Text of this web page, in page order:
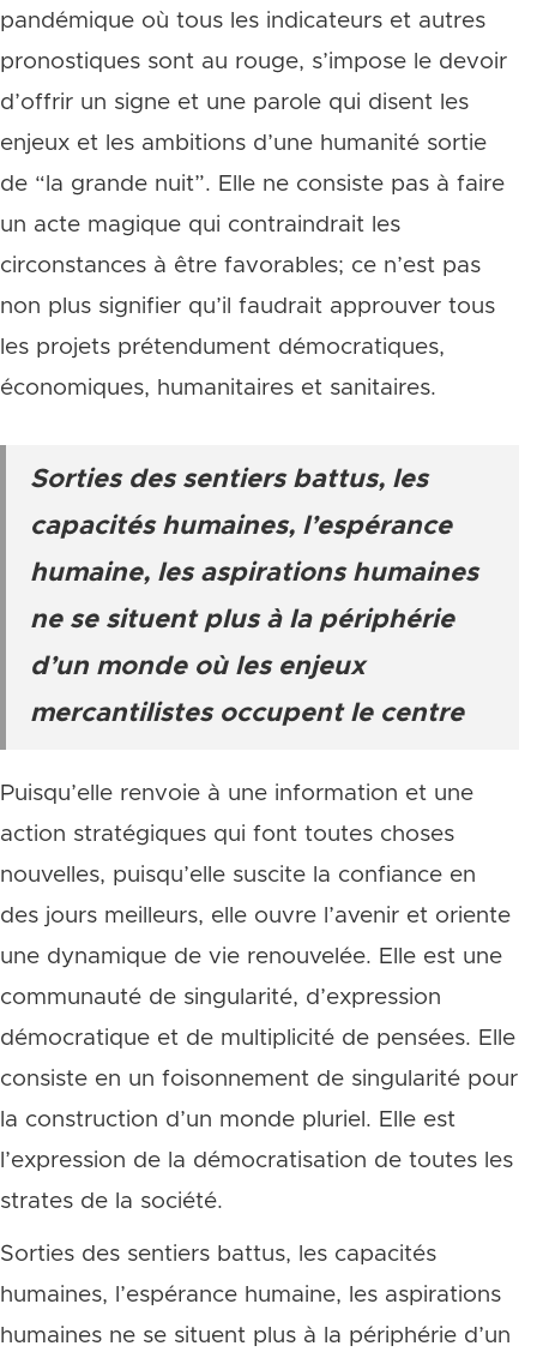
pandémique où tous les indicateurs et autres
pronostiques sont au rouge, s’impose le devoir
d’offrir un signe et une parole qui disent les
enjeux et les ambitions d’une humanité sortie
de “la grande nuit”. Elle ne consiste pas à faire
un acte magique qui contraindrait les
circonstances à être favorables; ce n’est pas
non plus signifier qu’il faudrait approuver tous
les projets prétendument démocratiques,
économiques, humanitaires et sanitaires.
Sorties des sentiers battus, les
capacités humaines, l’espérance
humaine, les aspirations humaines
ne se situent plus à la périphérie
d’un monde où les enjeux
mercantilistes occupent le centre
Puisqu’elle renvoie à une information et une
action stratégiques qui font toutes choses
nouvelles, puisqu’elle suscite la confiance en
des jours meilleurs, elle ouvre l’avenir et oriente
une dynamique de vie renouvelée. Elle est une
communauté de singularité, d’expression
démocratique et de multiplicité de pensées. Elle
consiste en un foisonnement de singularité pour
la construction d’un monde pluriel. Elle est
l’expression de la démocratisation de toutes les
strates de la société.
Sorties des sentiers battus, les capacités
humaines, l’espérance humaine, les aspirations
humaines ne se situent plus à la périphérie d’un